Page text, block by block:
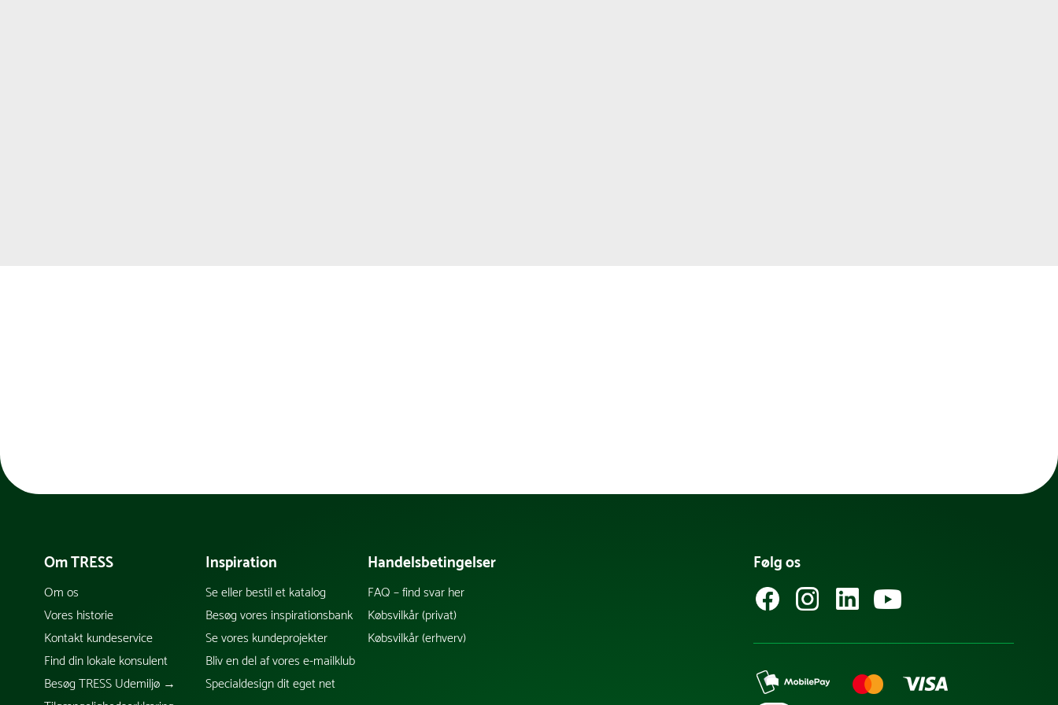
Om TRESS
Om os
Vores historie
Kontakt kundeservice
Find din lokale konsulent
Besøg TRESS Udemiljø →
Inspiration
Se eller bestil et katalog
Besøg vores inspirationsbank
Se vores kundeprojekter
Bliv en del af vores e-mailklub
Specialdesign dit eget net
Handelsbetingelser
FAQ – find svar her
Købsvilkår (privat)
Købsvilkår (erhverv)
Følg os